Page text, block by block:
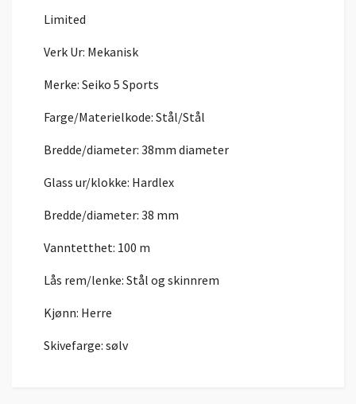
Limited
Verk Ur: Mekanisk
Merke: Seiko 5 Sports
Farge/Materielkode: Stål/Stål
Bredde/diameter: 38mm diameter
Glass ur/klokke: Hardlex
Bredde/diameter: 38 mm
Vanntetthet: 100 m
Lås rem/lenke: Stål og skinnrem
Kjønn: Herre
Skivefarge: sølv